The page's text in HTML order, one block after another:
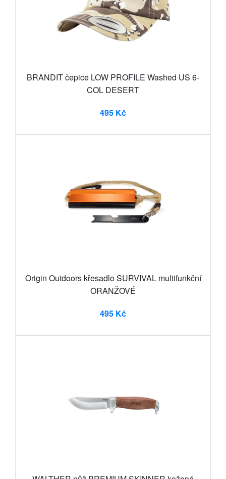
BRANDIT čepice LOW PROFILE Washed US 6-
COL DESERT
495 Kč
Origin Outdoors křesadlo SURVIVAL multifunkční
ORANŽOVÉ
495 Kč